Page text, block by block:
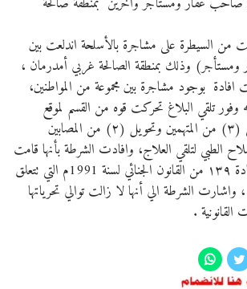
من السيطرة على مشاجرة بالأسلحة اندلعت بين
وذلك بمنطقة الصالحة غربي أمدرمان ،
افادة بوجود مشاجرة بين مجموعة من المواطنين،
تلقي البلاغ تحركت قوه من القسم لموقع
الحدث وتم القبض على (٣) من المتهمين وتحويل (٢) من المصابين
الطبي لتلقي العلاج، وافادت الشرطة بأنها قامت
بتدوين بلاغين تحت المادة ١٣٩ من القانون الجنائي لسنة 1991م التي تتعلق
الشرطة الي أنها لا زالت توالي تحرياتها
.